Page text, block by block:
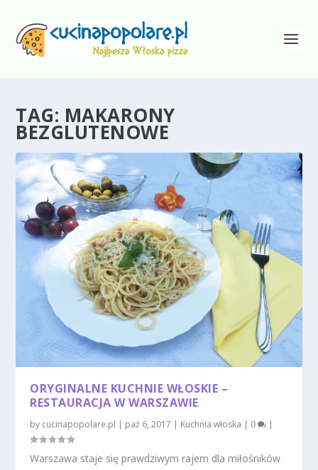
TAG: MAKARONY
BEZGLUTENOWE
ORYGINALNE KUCHNIE WŁOSKIE –
RESTAURACJA W WARSZAWIE
by cucinapopolare.pl | paź 6, 2017 | Kuchnia włoska | 0 |
Warszawa staje się prawdziwym rajem dla miłośników